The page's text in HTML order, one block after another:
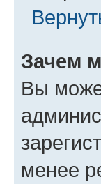
Зачем
Вы
менее